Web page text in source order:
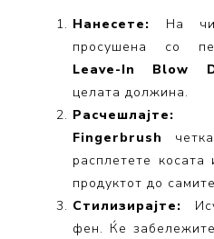
Нанесете: На
просушена со
Leave-In Blow
целата должина.
Расчешлајте:
Fingerbrush
расплетете
продуктот до
Стилизирајте:
фен. Ќе